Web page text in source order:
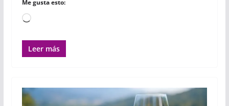
Me gusta esto:
Cargando...
Leer más